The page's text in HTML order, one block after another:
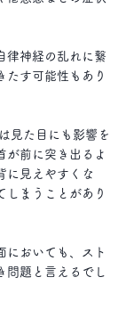
律神経の乱れに繋
たす可能性もあり
が前に突き出るよ
に見えやすくな
しまうことがあり
においても、スト
問題と言えるでし